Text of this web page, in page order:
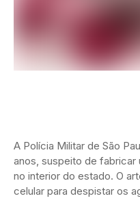
A Polícia Militar de São
anos, suspeito de fabricar
no interior do estado. O
celular para despistar os